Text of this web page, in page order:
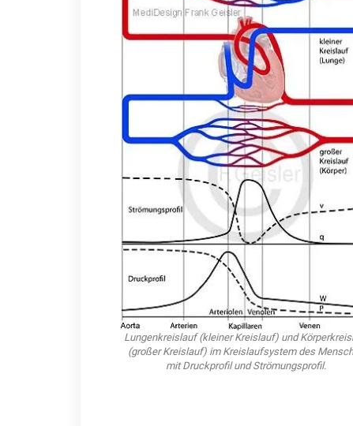
Lungenkreislauf (kleiner Kreislauf) und
(großer Kreislauf) im Kreislaufsystem des
mit Druckprofil und Strömungsprofil.